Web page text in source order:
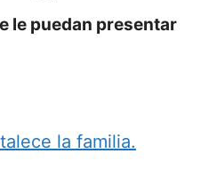
le puedan presentar
la familia.